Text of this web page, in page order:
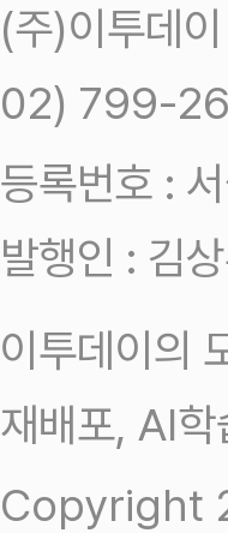
(주)이투데
02) 799-
등록번호 :
발행인 : 김
이투데이의
재배포, AI
Copyright